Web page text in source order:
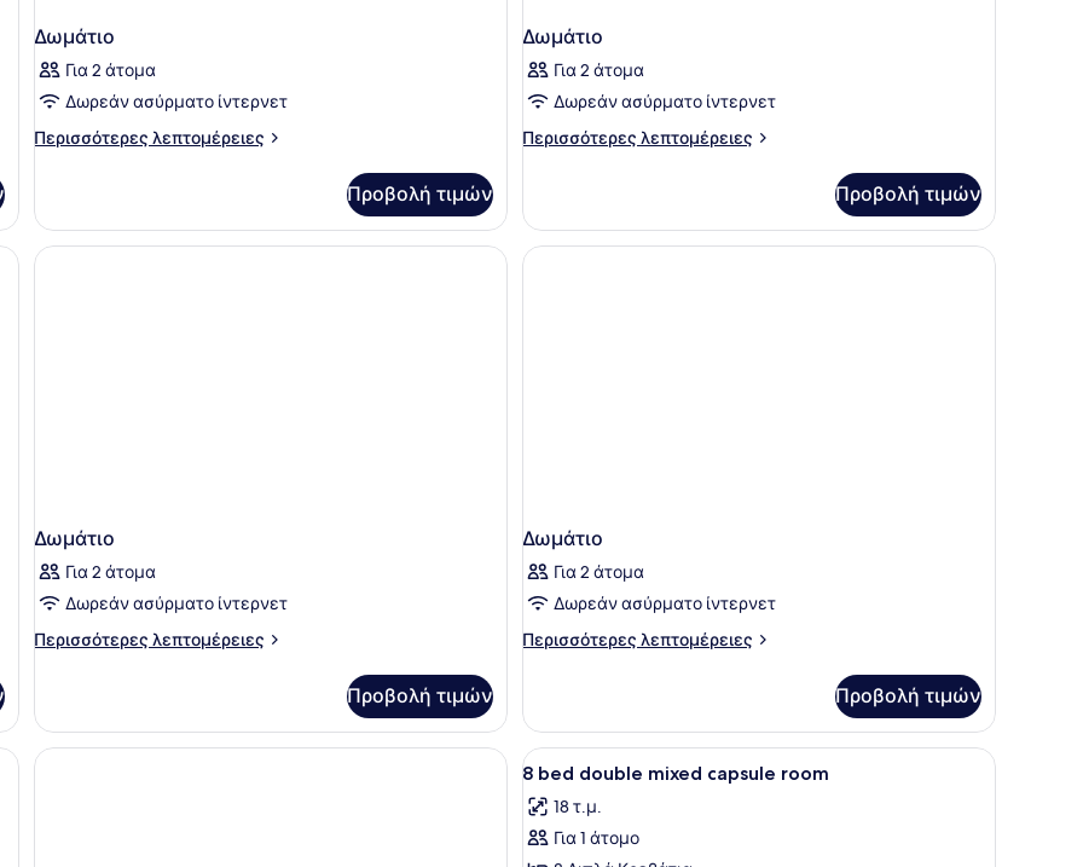
Δωμάτιο
Για 2 άτομα
Δωρεάν ασύρματο ίντερνετ
Περισσότερες λεπτομέρειες
Περισσότερες
Προβολή τιμών
Δωμάτιο
Για 2 άτομα
Δωρεάν ασύρματο ίντερνετ
Περισσότερες λεπτομέρειες
Περισσότερες
Προβολή τιμών
Δωμάτιο
Για 2 άτομα
Δωρεάν ασύρματο ίντερνετ
Περισσότερες λεπτομέρειες
Περισσότερες
Προβολή τιμών
Δωμάτιο
Για 2 άτομα
Δωρεάν ασύρματο ίντερνετ
Περισσότερες λεπτομέρειες
Περισσότερες
Προβολή τιμών
Προβολή
όλων
των
φωτογραφιών
Ένα κρεβάτι με δύο κουκέτες, με
4
8 bed double mixed capsule room
18 τ.μ.
Για 1 άτομο